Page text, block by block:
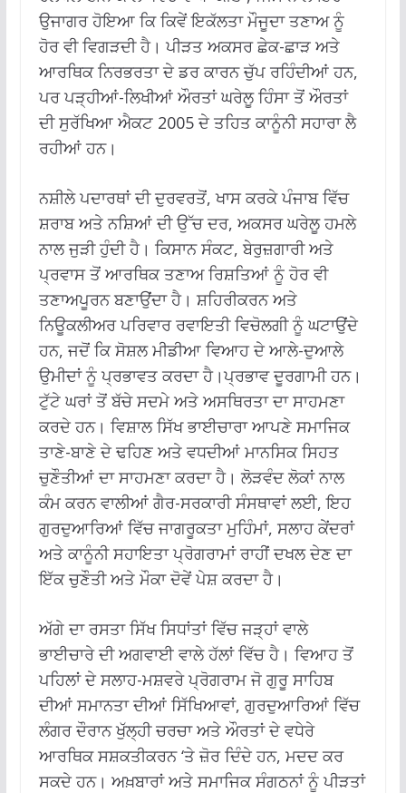
ਉਜਾਗਰ ਹੋਇਆ ਕਿ ਕਿਵੇਂ ਇਕੱਲਤਾ ਮੌਜੂਦਾ ਤਣਾਅ ਨੂੰ
ਹੋਰ ਵੀ ਵਿਗੜਦੀ ਹੈ। ਪੀੜਤ ਅਕਸਰ ਛੇਕ-ਛਾੜ ਅਤੇ
ਆਰਥਿਕ ਨਿਰਭਰਤਾ ਦੇ ਡਰ ਕਾਰਨ ਚੁੱਪ ਰਹਿੰਦੀਆਂ ਹਨ,
ਪਰ ਪੜ੍ਹੀਆਂ-ਲਿਖੀਆਂ ਔਰਤਾਂ ਘਰੇਲੂ ਹਿੰਸਾ ਤੋਂ ਔਰਤਾਂ
ਦੀ ਸੁਰੱਖਿਆ ਐਕਟ 2005 ਦੇ ਤਹਿਤ ਕਾਨੂੰਨੀ ਸਹਾਰਾ ਲੈ
ਰਹੀਆਂ ਹਨ।
ਨਸ਼ੀਲੇ ਪਦਾਰਥਾਂ ਦੀ ਦੁਰਵਰਤੋਂ, ਖਾਸ ਕਰਕੇ ਪੰਜਾਬ ਵਿੱਚ
ਸ਼ਰਾਬ ਅਤੇ ਨਸ਼ਿਆਂ ਦੀ ਉੱਚ ਦਰ, ਅਕਸਰ ਘਰੇਲੂ ਹਮਲੇ
ਨਾਲ ਜੁੜੀ ਹੁੰਦੀ ਹੈ। ਕਿਸਾਨ ਸੰਕਟ, ਬੇਰੁਜ਼ਗਾਰੀ ਅਤੇ
ਪ੍ਰਵਾਸ ਤੋਂ ਆਰਥਿਕ ਤਣਾਅ ਰਿਸ਼ਤਿਆਂ ਨੂੰ ਹੋਰ ਵੀ
ਤਣਾਅਪੂਰਨ ਬਣਾਉਂਦਾ ਹੈ। ਸ਼ਹਿਰੀਕਰਨ ਅਤੇ
ਨਿਊਕਲੀਅਰ ਪਰਿਵਾਰ ਰਵਾਇਤੀ ਵਿਚੋਲਗੀ ਨੂੰ ਘਟਾਉਂਦੇ
ਹਨ, ਜਦੋਂ ਕਿ ਸੋਸ਼ਲ ਮੀਡੀਆ ਵਿਆਹ ਦੇ ਆਲੇ-ਦੁਆਲੇ
ਉਮੀਦਾਂ ਨੂੰ ਪ੍ਰਭਾਵਤ ਕਰਦਾ ਹੈ।ਪ੍ਰਭਾਵ ਦੂਰਗਾਮੀ ਹਨ।
ਟੁੱਟੇ ਘਰਾਂ ਤੋਂ ਬੱਚੇ ਸਦਮੇ ਅਤੇ ਅਸਥਿਰਤਾ ਦਾ ਸਾਹਮਣਾ
ਕਰਦੇ ਹਨ। ਵਿਸ਼ਾਲ ਸਿੱਖ ਭਾਈਚਾਰਾ ਆਪਣੇ ਸਮਾਜਿਕ
ਤਾਣੇ-ਬਾਣੇ ਦੇ ਢਹਿਣ ਅਤੇ ਵਧਦੀਆਂ ਮਾਨਸਿਕ ਸਿਹਤ
ਚੁਣੌਤੀਆਂ ਦਾ ਸਾਹਮਣਾ ਕਰਦਾ ਹੈ। ਲੋੜਵੰਦ ਲੋਕਾਂ ਨਾਲ
ਕੰਮ ਕਰਨ ਵਾਲੀਆਂ ਗੈਰ-ਸਰਕਾਰੀ ਸੰਸਥਾਵਾਂ ਲਈ, ਇਹ
ਗੁਰਦੁਆਰਿਆਂ ਵਿੱਚ ਜਾਗਰੂਕਤਾ ਮੁਹਿੰਮਾਂ, ਸਲਾਹ ਕੇਂਦਰਾਂ
ਅਤੇ ਕਾਨੂੰਨੀ ਸਹਾਇਤਾ ਪ੍ਰੋਗਰਾਮਾਂ ਰਾਹੀਂ ਦਖਲ ਦੇਣ ਦਾ
ਇੱਕ ਚੁਣੌਤੀ ਅਤੇ ਮੌਕਾ ਦੋਵੇਂ ਪੇਸ਼ ਕਰਦਾ ਹੈ।
ਅੱਗੇ ਦਾ ਰਸਤਾ ਸਿੱਖ ਸਿਧਾਂਤਾਂ ਵਿੱਚ ਜੜ੍ਹਾਂ ਵਾਲੇ
ਭਾਈਚਾਰੇ ਦੀ ਅਗਵਾਈ ਵਾਲੇ ਹੱਲਾਂ ਵਿੱਚ ਹੈ। ਵਿਆਹ ਤੋਂ
ਪਹਿਲਾਂ ਦੇ ਸਲਾਹ-ਮਸ਼ਵਰੇ ਪ੍ਰੋਗਰਾਮ ਜੋ ਗੁਰੂ ਸਾਹਿਬ
ਦੀਆਂ ਸਮਾਨਤਾ ਦੀਆਂ ਸਿੱਖਿਆਵਾਂ, ਗੁਰਦੁਆਰਿਆਂ ਵਿੱਚ
ਲੰਗਰ ਦੌਰਾਨ ਖੁੱਲ੍ਹੀ ਚਰਚਾ ਅਤੇ ਔਰਤਾਂ ਦੇ ਵਧੇਰੇ
ਆਰਥਿਕ ਸਸ਼ਕਤੀਕਰਨ ‘ਤੇ ਜ਼ੋਰ ਦਿੰਦੇ ਹਨ, ਮਦਦ ਕਰ
ਸਕਦੇ ਹਨ। ਅਖ਼ਬਾਰਾਂ ਅਤੇ ਸਮਾਜਿਕ ਸੰਗਠਨਾਂ ਨੂੰ ਪੀੜਤਾਂ